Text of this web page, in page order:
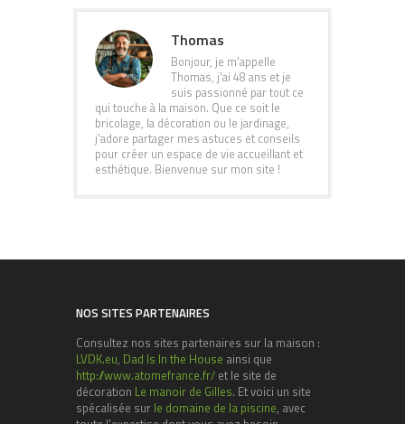
Thomas
Bonjour, je m'appelle
Thomas, j'ai 48 ans et je
suis passionné par tout ce
qui touche à la maison. Que ce soit le
bricolage, la décoration ou le jardinage,
j'adore partager mes astuces et conseils
pour créer un espace de vie accueillant et
esthétique. Bienvenue sur mon site !
NOS SITES PARTENAIRES
Consultez nos sites partenaires sur la maison :
LVDK.eu, Dad Is In the House ainsi que
http://www.atomefrance.fr/ et le site de
décoration Le manoir de Gilles. Et voici un site
spécalisée sur le domaine de la piscine, avec